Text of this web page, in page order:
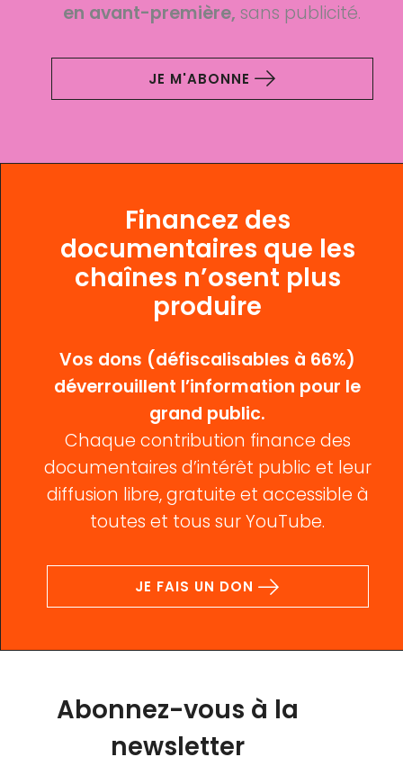
en avant-première,sans publicité.
JE M'ABONNE
Financez des
documentaires que les
chaînes n’osent plus
produire
Vos dons (défiscalisables à 66%)
déverrouillent l’information pour le
grand public.
Chaque contribution finance des
documentaires d’intérêt public et leur
diffusion libre, gratuite et accessible à
toutes et tous sur YouTube.
JE FAIS UN DON
Abonnez-vous à la
newsletter